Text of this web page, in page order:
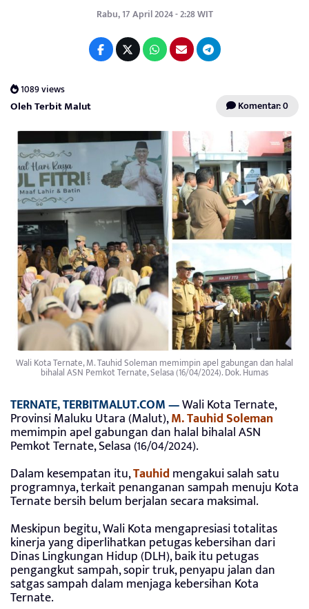
Rabu, 17 April 2024 - 2:28 WIT
1089 views
Oleh Terbit Malut Komentar: 0
Wali Kota Ternate, M. Tauhid Soleman memimpin apel gabungan dan halal
bihalal ASN Pemkot Ternate, Selasa (16/04/2024). Dok. Humas
TERNATE, TERBITMALUT.COM —Wali Kota Ternate,
Provinsi Maluku Utara (Malut),M. Tauhid Soleman
memimpin apel gabungan dan halal bihalal ASN
Pemkot Ternate, Selasa (16/04/2024).
Dalam kesempatan itu,Tauhid mengakui salah satu
programnya, terkait penanganan sampah menuju Kota
Ternate bersih belum berjalan secara maksimal.
Meskipun begitu, Wali Kota mengapresiasi totalitas
kinerja yang diperlihatkan petugas kebersihan dari
Dinas Lingkungan Hidup (DLH), baik itu petugas
pengangkut sampah, sopir truk, penyapu jalan dan
satgas sampah dalam menjaga kebersihan Kota
Ternate.